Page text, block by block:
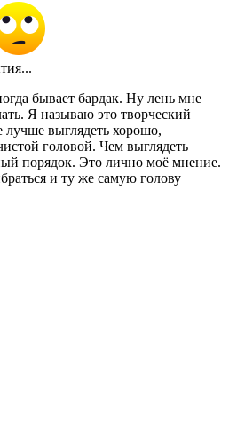
бывает бардак. Ну лень мне
Я называю это творческий
лучше выглядеть хорошо,
головой. Чем выглядеть
порядок. Это лично моё мнение.
и ту же самую голову